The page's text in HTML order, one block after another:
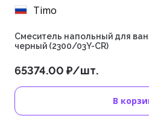
Timo
Смеситель напольный для
черный (2300/03Y-CR)
65374.00 ₽/шт.
В